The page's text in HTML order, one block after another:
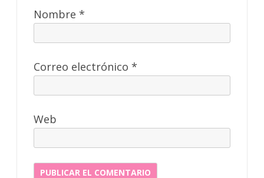
Nombre *
Correo electrónico *
Web